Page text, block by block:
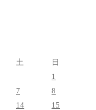
土
日
1
7
8
14
15